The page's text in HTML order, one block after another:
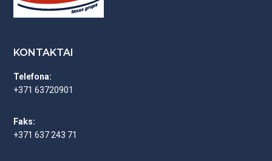
KONTAKTAI
Telefona:
+371 63720901
Faks:
+371 637 243 71